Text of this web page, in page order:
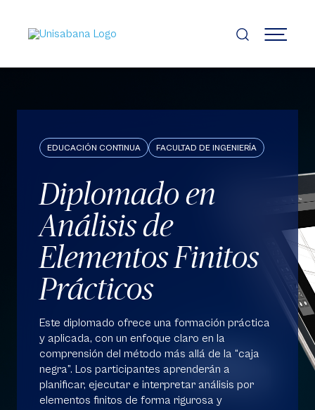
contenido
principal
MENÚ
EDUCACIÓN CONTINUA FACULTAD DE INGENIERÍA
Diplomado en
Análisis de
Elementos Finitos
Prácticos
Este diplomado ofrece una formación práctica
y aplicada, con un enfoque claro en la
comprensión del método más allá de la “caja
negra”. Los participantes aprenderán a
planificar, ejecutar e interpretar análisis por
elementos finitos de forma rigurosa y